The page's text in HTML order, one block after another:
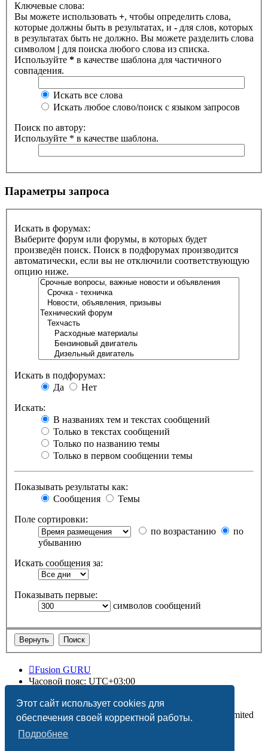
Этот сайт использует cookies для
обеспечения своей корректной работы.
Подробнее
Ключевые слова:
Вы можете использовать +, чтобы определить слова,
которые должны быть в результатах, и - для слов, которых
в результатах быть не должно. Вы можете разделить слова
символом | для поиска любого слова из списка.
Используйте * в качестве шаблона для частичного
совпадения.
Искать все слова
Искать любое слово/поиск с языком запросов
Поиск по автору:
Используйте * в качестве шаблона.
Параметры запроса
Искать в форумах:
Выберите форум или форумы, в которых будет
произведён поиск. Поиск в подфорумах производится
автоматически, если вы не отключили соответствующую
опцию ниже.
Искать в подфорумах:
Да
Нет
Искать:
В названиях тем и текстах сообщений
Только в текстах сообщений
Только по названию темы
Только в первом сообщении темы
Показывать результаты как:
Сообщения
Темы
Поле сортировки:
по возрастанию
по
убыванию
Искать сообщения за:
Показывать первые:
символов сообщений
Fusion GURU
Часовой пояс: UTC+03:00
Создано на основеphpBB® Forum Software © phpBB Limited